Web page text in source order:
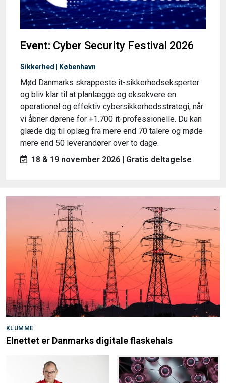
Event: Cyber Security Festival 2026
Sikkerhed | København
Mød Danmarks skrappeste it-sikkerhedseksperter
og bliv klar til at planlægge og eksekvere en
operationel og effektiv cybersikkerhedsstrategi, når
vi åbner dørene for +1.700 it-professionelle. Du kan
glæde dig til oplæg fra mere end 70 talere og møde
mere end 50 leverandører over to dage.
18 & 19 november 2026 | Gratis deltagelse
KLUMME
Elnettet er Danmarks digitale flaskehals